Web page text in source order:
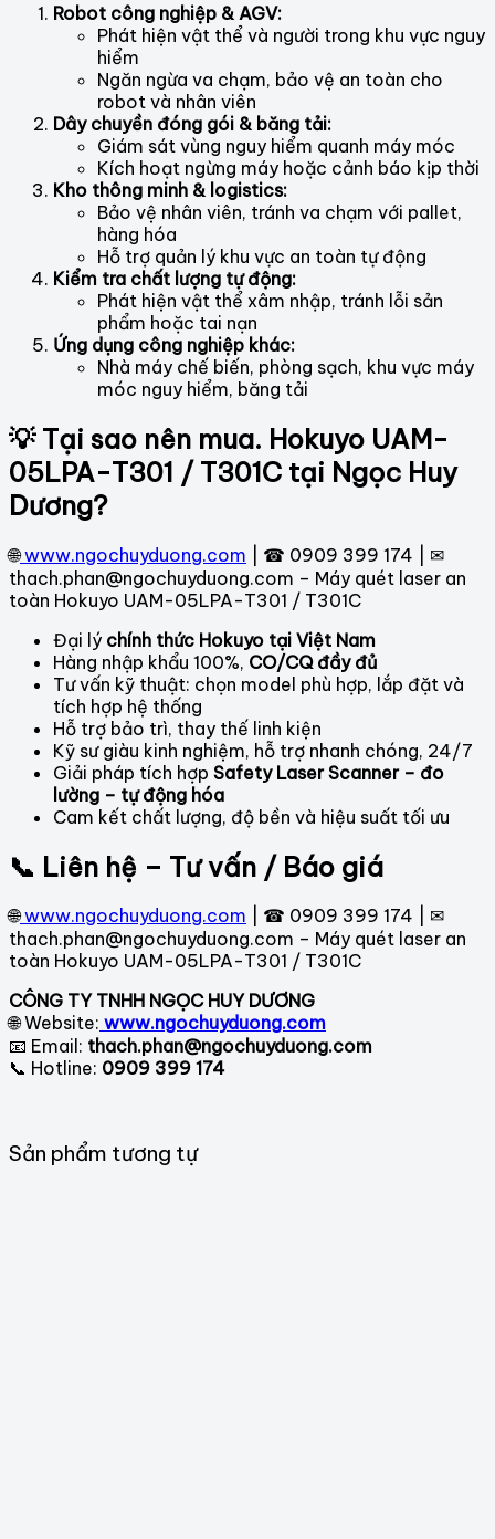
Robot công nghiệp & AGV:
Phát hiện vật thể và người trong khu vực nguy
hiểm
Ngăn ngừa va chạm, bảo vệ an toàn cho
robot và nhân viên
Dây chuyền đóng gói & băng tải:
Giám sát vùng nguy hiểm quanh máy móc
Kích hoạt ngừng máy hoặc cảnh báo kịp thời
Kho thông minh & logistics:
Bảo vệ nhân viên, tránh va chạm với pallet,
hàng hóa
Hỗ trợ quản lý khu vực an toàn tự động
Kiểm tra chất lượng tự động:
Phát hiện vật thể xâm nhập, tránh lỗi sản
phẩm hoặc tai nạn
Ứng dụng công nghiệp khác:
Nhà máy chế biến, phòng sạch, khu vực máy
móc nguy hiểm, băng tải
💡 Tại sao nên mua. Hokuyo UAM-
05LPA-T301 / T301C tại Ngọc Huy
Dương?
🌐 www.ngochuyduong.com | ☎ 0909 399 174 | ✉
thach.phan@ngochuyduong.com – Máy quét laser an
toàn Hokuyo UAM-05LPA-T301 / T301C
Đại lý chính thức Hokuyo tại Việt Nam
Hàng nhập khẩu 100%, CO/CQ đầy đủ
Tư vấn kỹ thuật: chọn model phù hợp, lắp đặt và
tích hợp hệ thống
Hỗ trợ bảo trì, thay thế linh kiện
Kỹ sư giàu kinh nghiệm, hỗ trợ nhanh chóng, 24/7
Giải pháp tích hợp Safety Laser Scanner – đo
lường – tự động hóa
Cam kết chất lượng, độ bền và hiệu suất tối ưu
📞 Liên hệ – Tư vấn / Báo giá
🌐 www.ngochuyduong.com | ☎ 0909 399 174 | ✉
thach.phan@ngochuyduong.com – Máy quét laser an
toàn Hokuyo UAM-05LPA-T301 / T301C
CÔNG TY TNHH NGỌC HUY DƯƠNG
🌐 Website: www.ngochuyduong.com
📧 Email: thach.phan@ngochuyduong.com
📞 Hotline: 0909 399 174
Sản phẩm tương tự